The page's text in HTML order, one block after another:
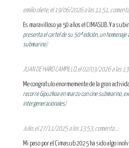
emilio oliete, el 19/06/2026 a las 11:51,
Es maravilloso ya 50 años el CIMASUB. Y a
presenta el cartel de su 50ª edición, un
submarino)
JUAN DE HARO CAMPILLO, el 02/03/2026 a las
Me congratulo enormemente de la gran
recorre Gipuzkoa en marzo con cine submarino,
intergeneracionales)
Julio, el 27/11/2025 a las 13:53, comenta...:
Mi paso por el Cimasub 2025 ha sido algo